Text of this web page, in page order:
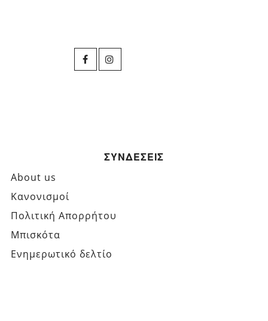
ΣΥΝΔΕΣΕΙΣ
About us
Κανονισμοί
Πολιτική Απορρήτου
Μπισκότα
Ενημερωτικό δελτίο